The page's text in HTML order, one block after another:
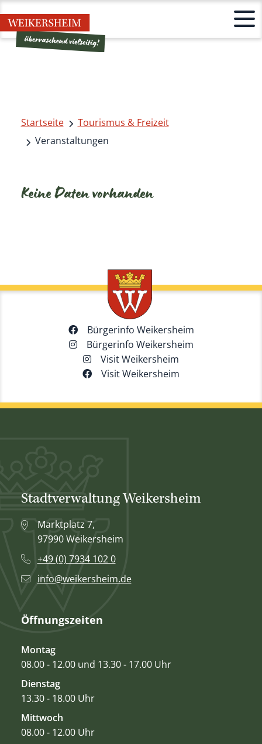
Startseite
Tourismus & Freizeit
Veranstaltungen
Keine Daten vorhanden
Bürgerinfo Weikersheim
Bürgerinfo Weikersheim
Visit Weikersheim
Visit Weikersheim
Stadtverwaltung Weikersheim
Marktplatz 7,
97990 Weikersheim
+49 (0) 7934 102 0
info@weikersheim.de
Öffnungszeiten
Montag
08.00 - 12.00 und 13.30 - 17.00 Uhr
Dienstag
13.30 - 18.00 Uhr
Mittwoch
08.00 - 12.00 Uhr